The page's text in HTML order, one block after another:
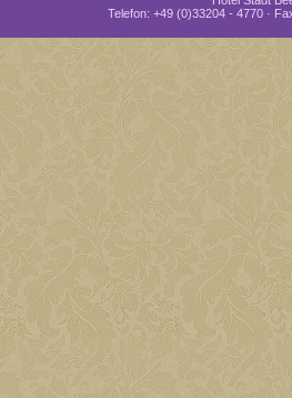
Telefon: +49 (0)33204 - 4770 ·